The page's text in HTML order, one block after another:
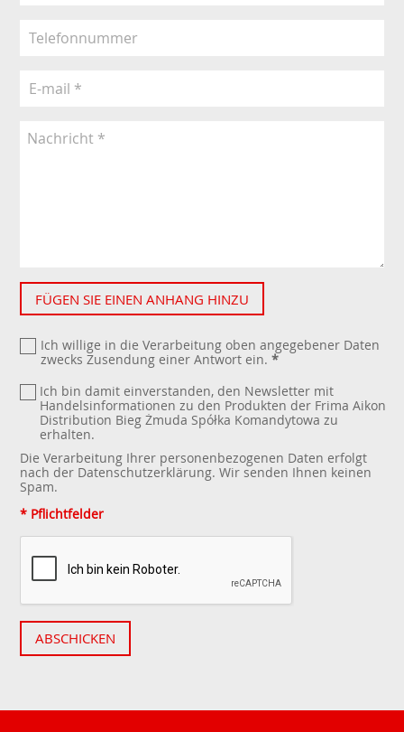
FÜGEN SIE EINEN ANHANG HINZU
Ich willige in die Verarbeitung oben angegebener Daten
zwecks Zusendung einer Antwort ein. *
Ich bin damit einverstanden, den Newsletter mit
Handelsinformationen zu den Produkten der Frima Aikon
Distribution Bieg Żmuda Spółka Komandytowa zu
erhalten.
Die Verarbeitung Ihrer personenbezogenen Daten erfolgt
nach der Datenschutzerklärung. Wir senden Ihnen keinen
Spam.
* Pflichtfelder
ABSCHICKEN